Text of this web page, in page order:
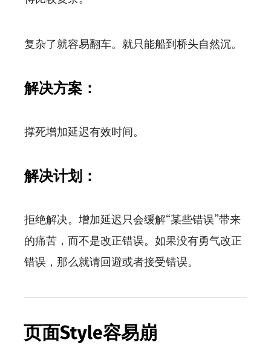
复杂了就容易翻车。就只能船到桥头自然沉。
解决方案：
撑死增加延迟有效时间。
解决计划：
拒绝解决。增加延迟只会缓解“某些错误”带来
的痛苦，而不是改正错误。如果没有勇气改正
错误，那么就请回避或者接受错误。
页面Style容易崩